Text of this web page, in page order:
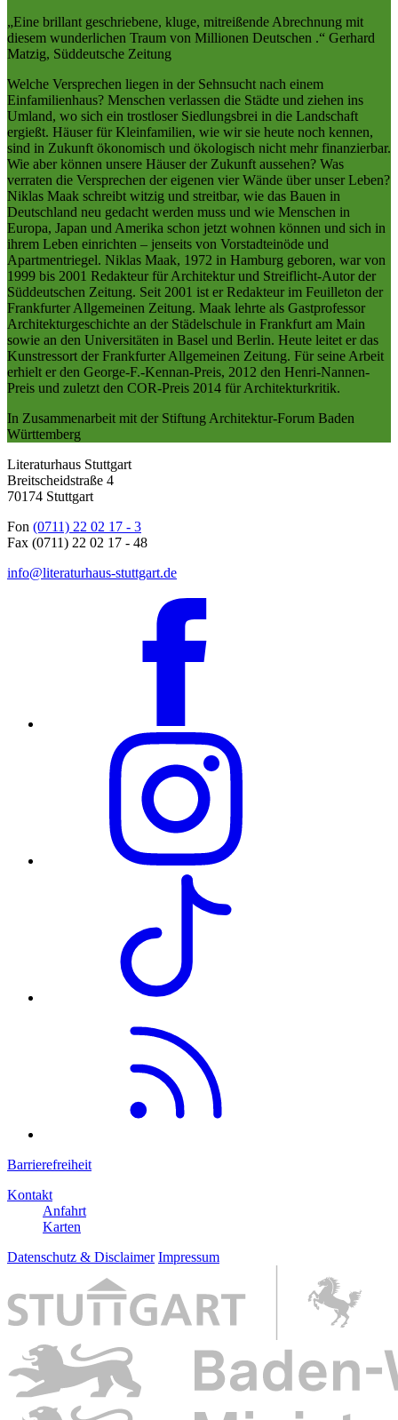
„Eine brillant geschriebene, kluge, mitreißende Abrechnung mit
diesem wunderlichen Traum von Millionen Deutschen .“ Gerhard
Matzig, Süddeutsche Zeitung
Welche Versprechen liegen in der Sehnsucht nach einem
Einfamilienhaus? Menschen verlassen die Städte und ziehen ins
Umland, wo sich ein trostloser Siedlungsbrei in die Landschaft
ergießt. Häuser für Kleinfamilien, wie wir sie heute noch kennen,
sind in Zukunft ökonomisch und ökologisch nicht mehr finanzierbar.
Wie aber können unsere Häuser der Zukunft aussehen? Was
verraten die Versprechen der eigenen vier Wände über unser Leben?
Niklas Maak schreibt witzig und streitbar, wie das Bauen in
Deutschland neu gedacht werden muss und wie Menschen in
Europa, Japan und Amerika schon jetzt wohnen können und sich in
ihrem Leben einrichten – jenseits von Vorstadteinöde und
Apartmentriegel. Niklas Maak, 1972 in Hamburg geboren, war von
1999 bis 2001 Redakteur für Architektur und Streiflicht-Autor der
Süddeutschen Zeitung. Seit 2001 ist er Redakteur im Feuilleton der
Frankfurter Allgemeinen Zeitung. Maak lehrte als Gastprofessor
Architekturgeschichte an der Städelschule in Frankfurt am Main
sowie an den Universitäten in Basel und Berlin. Heute leitet er das
Kunstressort der Frankfurter Allgemeinen Zeitung. Für seine Arbeit
erhielt er den George-F.-Kennan-Preis, 2012 den Henri-Nannen-
Preis und zuletzt den COR-Preis 2014 für Architekturkritik.
In Zusammenarbeit mit der Stiftung Architektur-Forum Baden
Württemberg
Literaturhaus Stuttgart
Breitscheidstraße 4
70174 Stuttgart
Fon (0711) 22 02 17 - 3
Fax (0711) 22 02 17 - 48
info@literaturhaus-stuttgart.de
Barrierefreiheit
Kontakt
Anfahrt
Karten
Datenschutz & Disclaimer Impressum